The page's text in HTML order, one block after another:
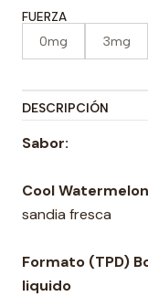
FUERZA
0mg 3mg
DESCRIPCIÓN
Sabor:
Cool
sandia fresca
Formato (TPD)
liquido